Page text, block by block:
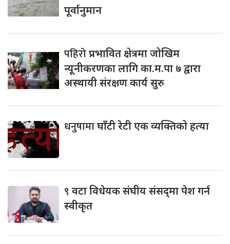
पूर्वानुमान
पहिरोप्रभावित क्षेत्रमा जोखिम
न्यूनीकरणका लागि का.म.पा ७ द्वारा
अस्थायी संरक्षण कार्य सुरु
धनुषामाघाँटी रेटी एक व्यक्तिको हत्या
९ वटा विधेयक संघीय संसद्‌मा पेश गर्न
स्वीकृत